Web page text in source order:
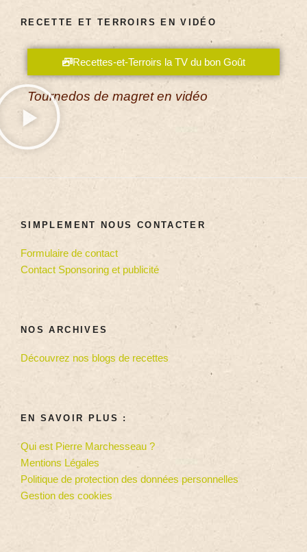
RECETTE ET TERROIRS EN VIDÉO
Recettes-et-Terroirs la TV du bon Goût
Tournedos de magret en vidéo
SIMPLEMENT NOUS CONTACTER
Formulaire de contact
Contact Sponsoring et publicité
NOS ARCHIVES
Découvrez nos blogs de recettes
EN SAVOIR PLUS :
Qui est Pierre Marchesseau ?
Mentions Légales
Politique de protection des données personnelles
Gestion des cookies